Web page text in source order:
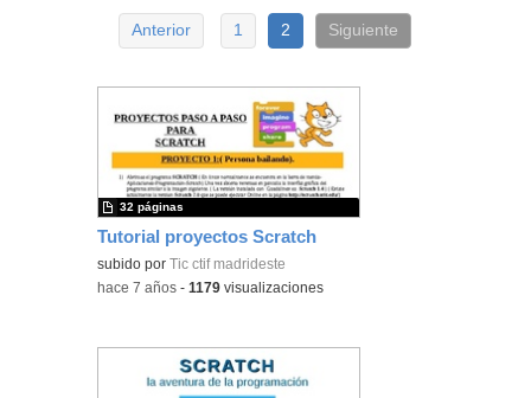
Anterior 1 2 Siguiente
Tutorial proyectos Scratch
subido por Tic ctif madrideste
32 páginas
-hace 7 años -1179 visualizaciones